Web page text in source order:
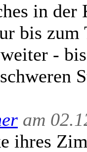
in
bis
-
am
ihres